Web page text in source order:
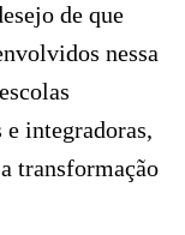
de que
nessa
integradoras,
transformação